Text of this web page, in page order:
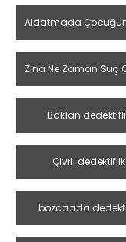
Aldatmada Çocuğun
Zina Ne Zaman Suç
Baklan
Çivril
bozcaada